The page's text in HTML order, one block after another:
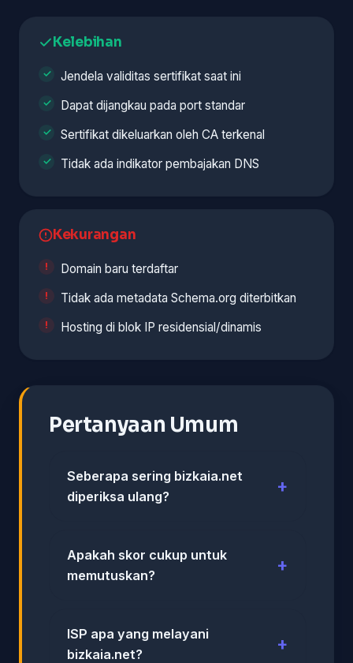
Kelebihan
Jendela validitas sertifikat saat ini
Dapat dijangkau pada port standar
Sertifikat dikeluarkan oleh CA terkenal
Tidak ada indikator pembajakan DNS
Kekurangan
Domain baru terdaftar
Tidak ada metadata Schema.org diterbitkan
Hosting di blok IP residensial/dinamis
Pertanyaan Umum
Seberapa sering bizkaia.net
diperiksa ulang?
Apakah skor cukup untuk
memutuskan?
ISP apa yang melayani
bizkaia.net?